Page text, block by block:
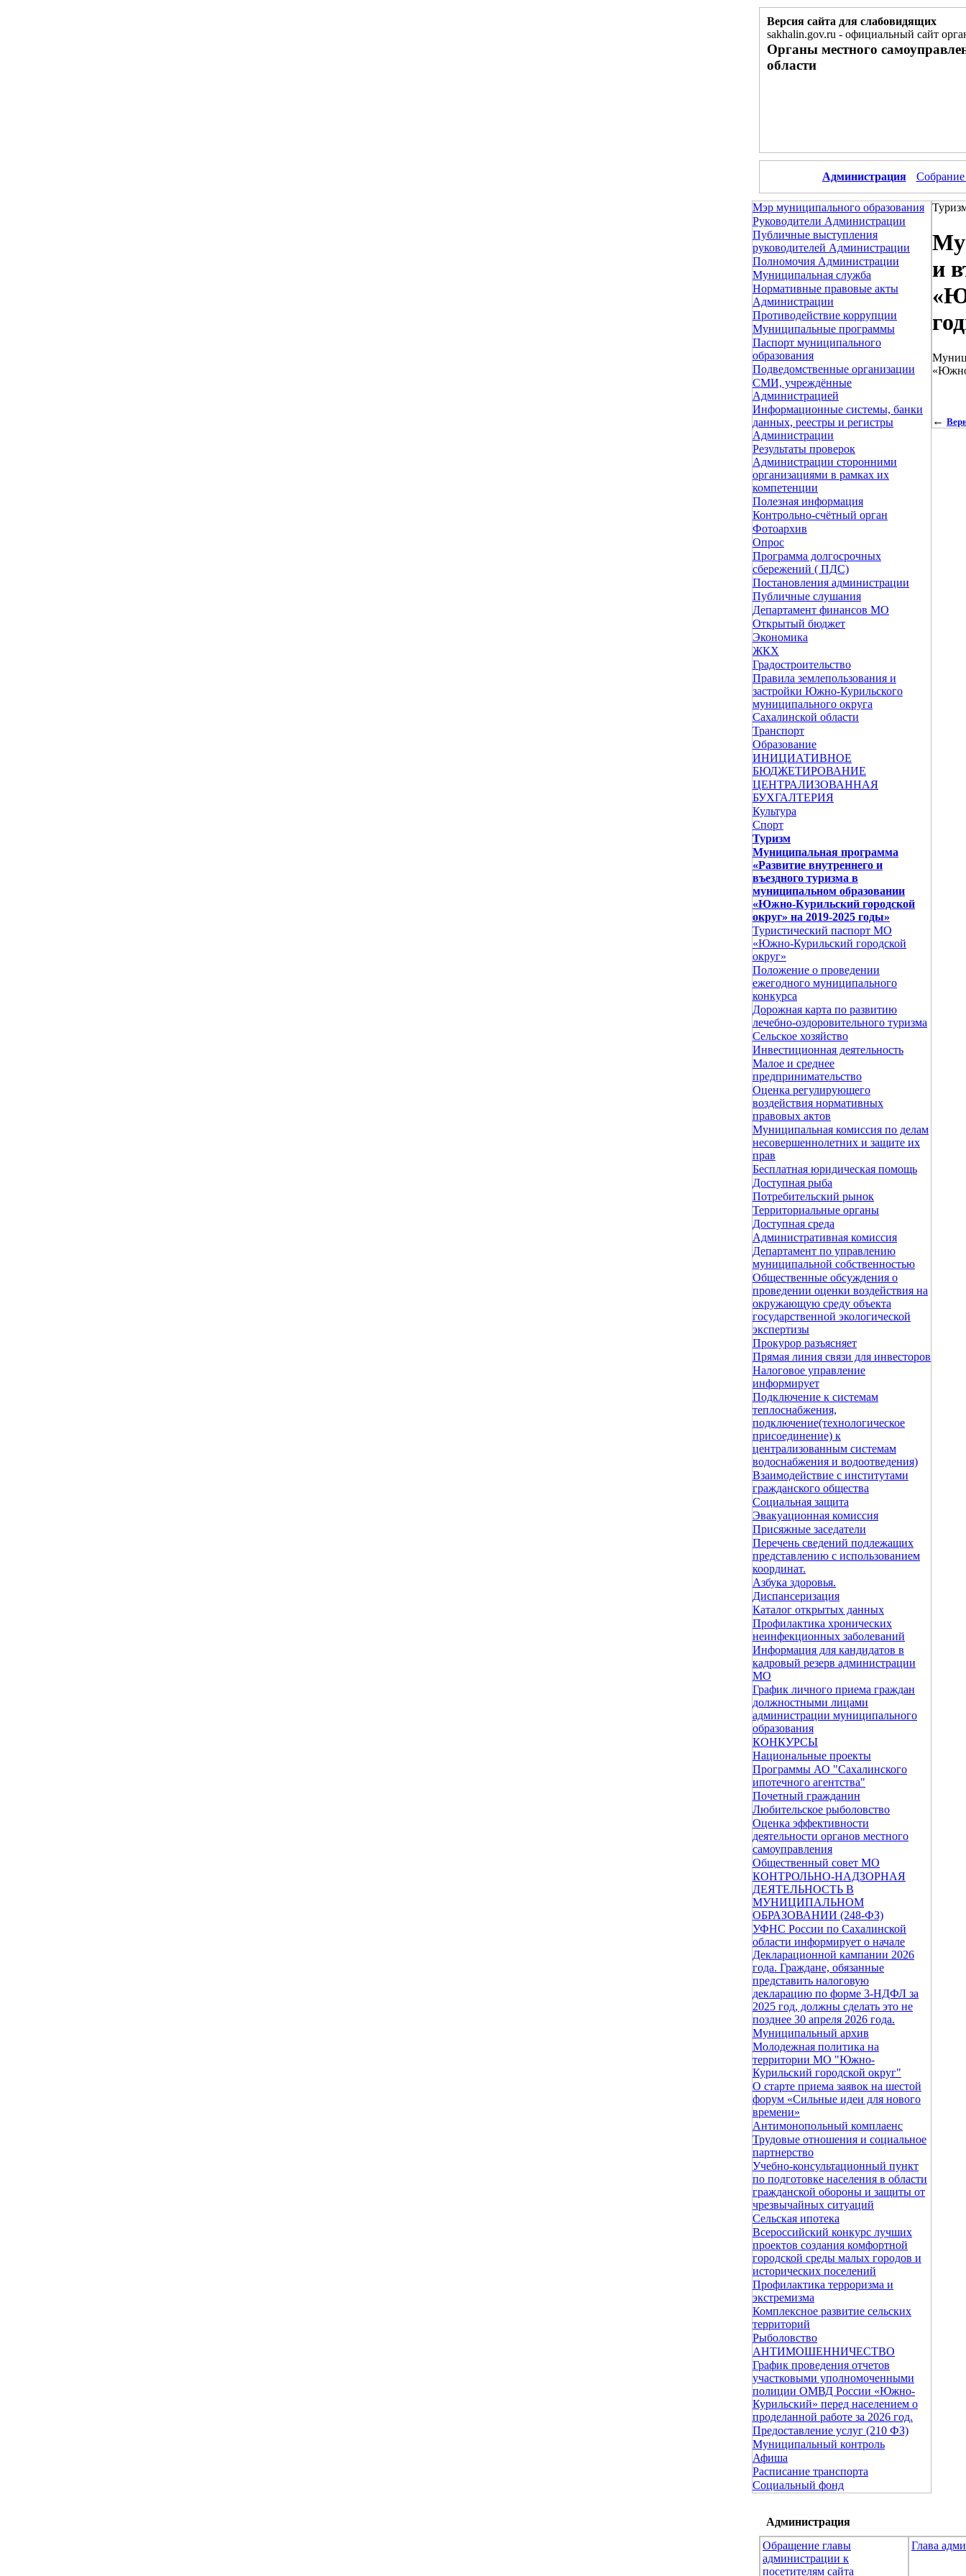
Версия сайта для слабовидящих
sakhalin.gov.ru - официальный сайт
Органы местного
области
Администрация Собрание
Мэр муниципального образования
Руководители Администрации
Публичные выступления
руководителей Администрации
Полномочия Администрации
Муниципальная служба
Нормативные правовые акты
Администрации
Противодействие коррупции
Муниципальные программы
Паспорт муниципального
образования
Подведомственные организации
СМИ, учреждённые
Администрацией
Информационные системы, банки
данных, реестры и регистры
Администрации
Результаты проверок
Администрации сторонними
организациями в рамках их
компетенции
Полезная информация
Контрольно-счётный орган
Фотоархив
Опрос
Программа долгосрочных
сбережений ( ПДС)
Постановления администрации
Публичные слушания
Департамент финансов МО
Открытый бюджет
Экономика
ЖКХ
Градостроительство
Правила землепользования и
застройки Южно-Курильского
муниципального округа
Сахалинской области
Транспорт
Образование
ИНИЦИАТИВНОЕ
БЮДЖЕТИРОВАНИЕ
ЦЕНТРАЛИЗОВАННАЯ
БУХГАЛТЕРИЯ
Культура
Спорт
Туризм
Муниципальная программа
«Развитие внутреннего и
въездного туризма в
муниципальном образовании
«Южно-Курильский городской
округ» на 2019-2025 годы»
Туристический паспорт МО
«Южно-Курильский городской
округ»
Положение о проведении
ежегодного муниципального
конкурса
Дорожная карта по развитию
лечебно-оздоровительного туризма
Сельское хозяйство
Инвестиционная деятельность
Малое и среднее
предпринимательство
Оценка регулирующего
воздействия нормативных
правовых актов
Муниципальная комиссия по делам
несовершеннолетних и защите их
прав
Бесплатная юридическая помощь
Доступная рыба
Потребительский рынок
Территориальные органы
Доступная среда
Административная комиссия
Департамент по управлению
муниципальной собственностью
Общественные обсуждения о
проведении оценки воздействия на
окружающую среду объекта
государственной экологической
экспертизы
Прокурор разъясняет
Прямая линия связи для инвесторов
Налоговое управление
информирует
Подключение к системам
теплоснабжения,
подключение(технологическое
присоединение) к
централизованным системам
водоснабжения и водоотведения)
Взаимодействие с институтами
гражданского общества
Социальная защита
Эвакуационная комиссия
Присяжные заседатели
Перечень сведений подлежащих
представлению с использованием
координат.
Азбука здоровья.
Диспансеризация
Каталог открытых данных
Профилактика хронических
неинфекционных заболеваний
Информация для кандидатов в
кадровый резерв администрации
МО
График личного приема граждан
должностными лицами
администрации муниципального
образования
КОНКУРСЫ
Национальные проекты
Программы АО "Сахалинского
ипотечного агентства"
Почетный гражданин
Любительское рыболовство
Оценка эффективности
деятельности органов местного
самоуправления
Общественный совет МО
КОНТРОЛЬНО-НАДЗОРНАЯ
ДЕЯТЕЛЬНОСТЬ В
МУНИЦИПАЛЬНОМ
ОБРАЗОВАНИИ (248-ФЗ)
УФНС России по Сахалинской
области информирует о начале
Декларационной кампании 2026
года. Граждане, обязанные
представить налоговую
декларацию по форме 3-НДФЛ за
2025 год, должны сделать это не
позднее 30 апреля 2026 года.
Муниципальный архив
Молодежная политика на
территории МО "Южно-
Курильский городской округ"
О старте приема заявок на шестой
форум «Сильные идеи для нового
времени»
Антимонопольный комплаенс
Трудовые отношения и социальное
партнерство
Учебно-консультационный пункт
по подготовке населения в области
гражданской обороны и защиты от
чрезвычайных ситуаций
Сельская ипотека
Всероссийский конкурс лучших
проектов создания комфортной
городской среды малых городов и
исторических поселений
Профилактика терроризма и
экстремизма
Комплексное развитие сельских
территорий
Рыболовство
АНТИМОШЕННИЧЕСТВО
График проведения отчетов
участковыми уполномоченными
полиции ОМВД России «Южно-
Курильский» перед населением о
проделанной работе за 2026 год.
Предоставление услуг (210 ФЗ)
Муниципальный контроль
Афиша
Расписание транспорта
Социальный фонд
и
←
Администрация
Обращение главы
администрации к
посетителям сайта
Глава